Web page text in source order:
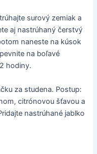
surový zemiak a
aj nastrúhaný čerstvý
naneste na kúsok
na boľavé
hodiny.
za studena. Postup:
citrónovou šťavou a
nastrúhané jablko